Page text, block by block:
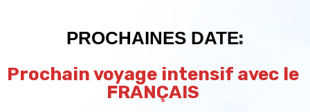
PROCHAINES DATE:
Prochain voyage intensif avec le
FRANÇAIS